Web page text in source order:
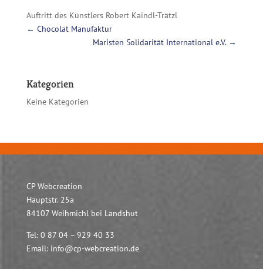
Auftritt des Künstlers Robert Kaindl-Trätzl
← Chocolat Manufaktur
Maristen Solidarität International e.V. →
Kategorien
Keine Kategorien
CP Webcreation
Hauptstr. 25a
84107 Weihmichl bei Landshut
Tel: 0 87 04 – 929 40 33
Email: info@cp-webcreation.de